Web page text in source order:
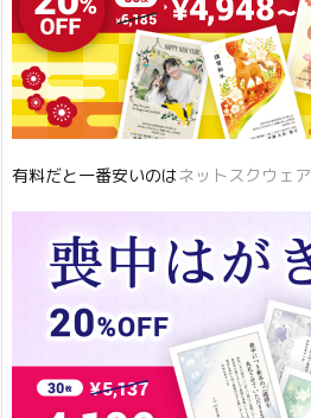
有料だと一番安いのはネットスクウェア